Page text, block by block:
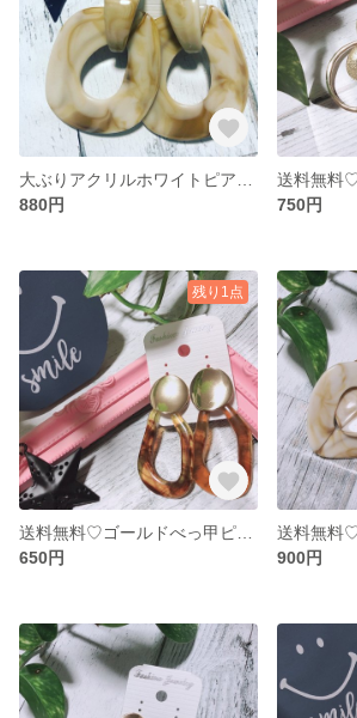
880円
750円
残り1点
650円
900円